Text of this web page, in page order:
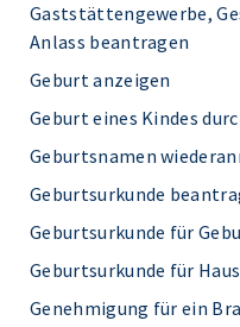
Gaststättengewerbe,
Anlass beantragen
Geburt anzeigen
Geburt eines Kindes
Geburtsnamen
Geburtsurkunde
Geburtsurkunde für
Geburtsurkunde für
Genehmigung für ein